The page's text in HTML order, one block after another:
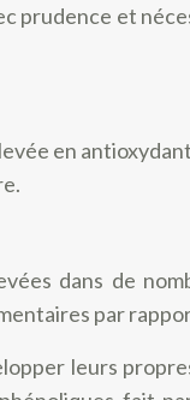
prudence et
en
dans de
par
leurs